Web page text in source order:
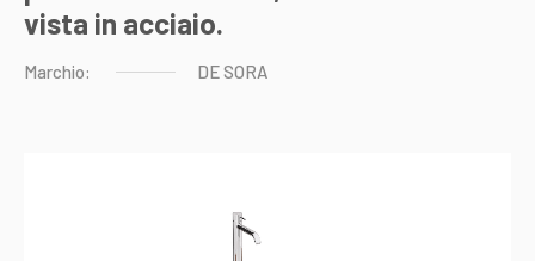
vista in acciaio.
Marchio: DESORA